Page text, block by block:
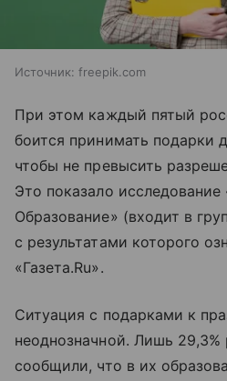
Источник: freepik.com
При этом каждый пятый
боится принимать подарки
чтобы не превысить
Это показало исследование
Образование» (входит в
с результатами которого
«Газета.Ru».
Ситуация с подарками к
неоднозначной. Лишь 29,3%
сообщили, что в их